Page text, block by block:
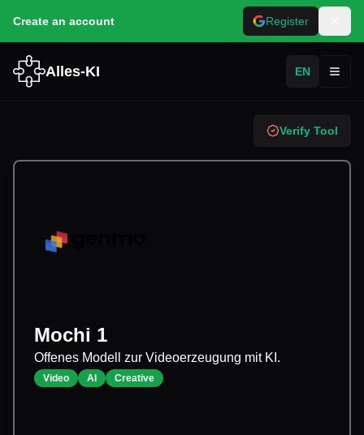
Create an account Register
Alles-KI EN
Verify Tool
Mochi 1
Offenes Modell zur Videoerzeugung mit KI.
Video AI Creative